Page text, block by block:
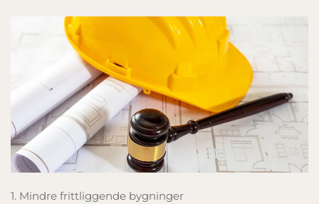
1. Mindre frittliggende bygninger